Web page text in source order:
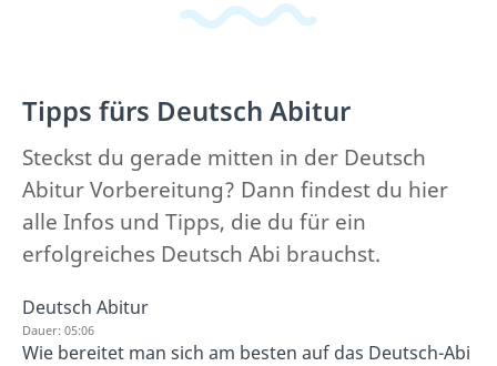
Tipps fürs Deutsch Abitur
Steckst du gerade mitten in der Deutsch
Abitur Vorbereitung? Dann findest du hier
alle Infos und Tipps, die du für ein
erfolgreiches Deutsch Abi brauchst.
Deutsch Abitur
Dauer: 05:06
Wie bereitet man sich am besten auf das Deutsch-Abi